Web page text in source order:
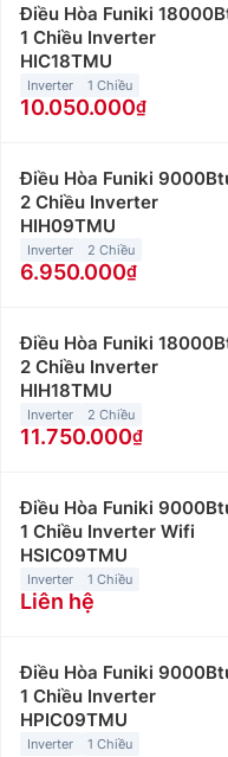
Điều Hòa Funiki
1 Chiều Inverter
HIC18TMU
Inverter 1 Chiều
10.050.000
Điều Hòa Funiki
2 Chiều Inverter
HIH09TMU
Inverter 2 Chiều
6.950.000
Điều Hòa Funiki
2 Chiều Inverter
HIH18TMU
Inverter 2 Chiều
11.750.000
Điều Hòa Funiki
1 Chiều Inverter Wifi
HSIC09TMU
Inverter 1 Chiều
Liên hệ
Điều Hòa Funiki
1 Chiều Inverter
HPIC09TMU
Inverter 1 Chiều